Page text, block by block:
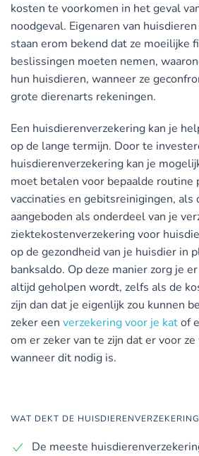
kosten te voorkomen in het geval
noodgeval. Eigenaren van
staan erom bekend dat ze moeilijke
beslissingen moeten nemen,
hun huisdieren, wanneer ze
grote dierenarts rekeningen.
Een huisdierenverzekering kan je
op de lange termijn. Door te
huisdierenverzekering kan je
moet betalen voor bepaalde routine
vaccinaties en gebitsreinigingen, als
aangeboden als onderdeel van je
ziektekostenverzekering voor
op de gezondheid van je huisdier in
banksaldo. Op deze manier zorg je
altijd geholpen wordt, zelfs als de
zijn dan dat je eigenlijk zou kunnen
zeker een verzekering voor je katof
om er zeker van te zijn dat er voor
wanneer dit nodig is.
WAT DEKT DE
De meeste